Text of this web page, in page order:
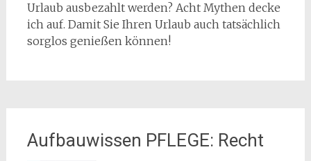
Urlaub ausbezahlt werden? Acht Mythen decke
ich auf. Damit Sie Ihren Urlaub auch tatsächlich
sorglos genießen können!
Aufbauwissen PFLEGE: Recht